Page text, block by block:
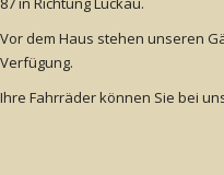
Vor dem Haus stehen unseren
Verfügung.
Ihre Fahrräder können Sie bei